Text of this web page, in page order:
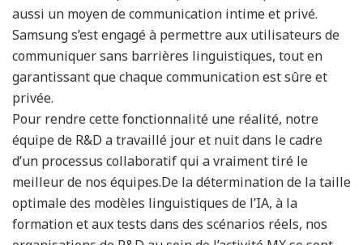
aussi un moyen de communication intime et privé.
Samsung s’est engagé à permettre aux utilisateurs de
communiquer sans barrières linguistiques, tout en
garantissant que chaque communication est sûre et
privée.
Pour rendre cette fonctionnalité une réalité, notre
équipe de R&D a travaillé jour et nuit dans le cadre
d’un processus collaboratif qui a vraiment tiré le
meilleur de nos équipes.De la détermination de la taille
optimale des modèles linguistiques de l’IA, à la
formation et aux tests dans des scénarios réels, nos